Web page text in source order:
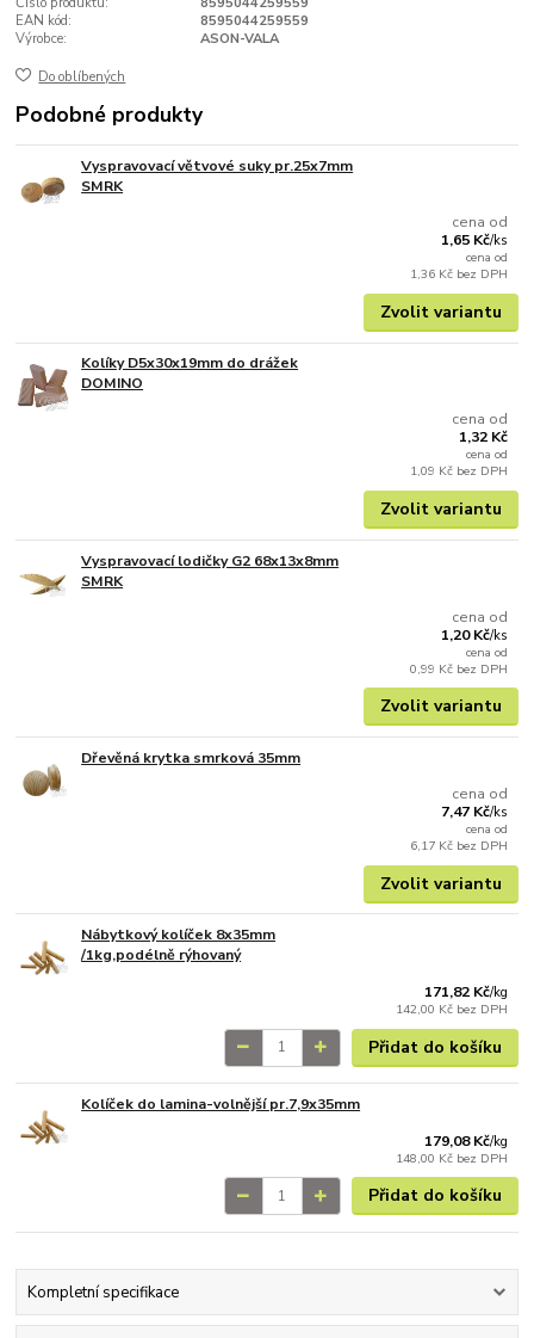
EAN kód:
8595044259559
Výrobce:
ASON-VALA
Do oblíbených
Podobné produkty
Vyspravovací větvové suky pr.25x7mm
SMRK
cena od
1,65 Kč/ks
cena od
1,36 Kč bez DPH
Zvolit variantu
Kolíky D5x30x19mm do drážek
DOMINO
cena od
1,32 Kč
cena od
1,09 Kč bez DPH
Zvolit variantu
Vyspravovací lodičky G2 68x13x8mm
SMRK
cena od
1,20 Kč/ks
cena od
0,99 Kč bez DPH
Zvolit variantu
Dřevěná krytka smrková 35mm
cena od
7,47 Kč/ks
cena od
6,17 Kč bez DPH
Zvolit variantu
Nábytkový kolíček 8x35mm
/1kg,podélně rýhovaný
171,82 Kč/kg
142,00 Kč bez DPH
Přidat do košíku
Kolíček do lamina-volnější pr.7,9x35mm
179,08 Kč/kg
148,00 Kč bez DPH
Přidat do košíku
Kompletní specifikace